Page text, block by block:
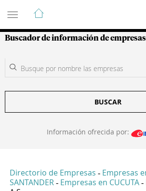
Guía de Empresas
Buscador de información de empresas
BUSCAR
Información ofrecida por:
Directorio de Empresas - Empresas
SANTANDER - Empresas en CUCUTA -